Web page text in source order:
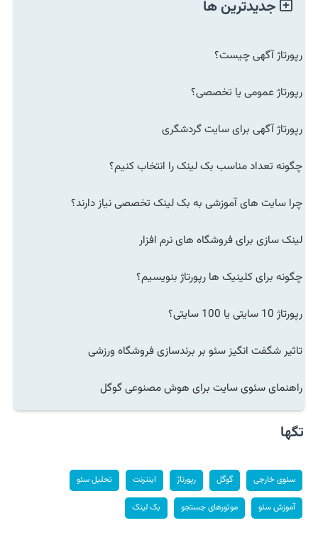
جدیدترین ها
رپورتاژ آگهی چیست؟
رپورتاژ عمومی یا تخصصی؟
رپورتاژ آگهی برای سایت گردشگری
چگونه تعداد مناسب بک لینک را انتخاب کنیم؟
چرا سایت های آموزشی به بک لینک تخصصی نیاز دارند؟
لینک سازی برای فروشگاه های نرم افزار
چگونه برای کلینیک ها رپورتاژ بنویسیم؟
رپورتاژ 10 سایتی یا 100 سایتی؟
تاثیر شگفت انگیز سئو بر برندسازی فروشگاه ورزشی
راهنمای سئوی سایت برای هوش مصنوعی گوگل
تگها
سئوی خارجی گوگل رپورتاژ اینترنت تحلیل سئو
آموزش سئو موتورهای جستجو بک لینک